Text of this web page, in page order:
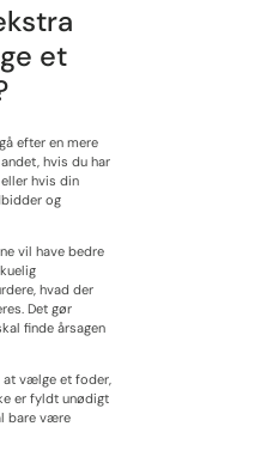
et
efter en mere
hvis du har
hvis din
og
vil have bedre
hvad der
Det gør
finde årsagen
at vælge et foder,
er fyldt unødigt
bare være